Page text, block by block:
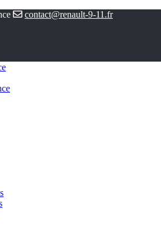
contact@renault-9-11.fr